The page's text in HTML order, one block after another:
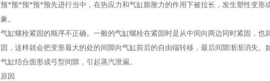
预*预*预*预*预先进行当中，在热应力和气缸膨胀力的作用下被拉长，发生塑性变形
象。
气缸螺栓紧固的顺序不正确。一般的气缸螺栓在紧固时是从中间向两边同时紧固，也
固，这样就会把变形最大的处的间隙向气缸前后的自由端转移，最后间隙渐渐消失。
气缸结合面形成弓型间隙，引起蒸汽泄漏。
原因